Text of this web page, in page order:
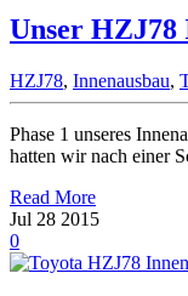
Unser HZJ78
HZJ78, Innenausbau,
Phase 1 unseres
hatten wir nach einer
Read More
Jul 28 2015
0